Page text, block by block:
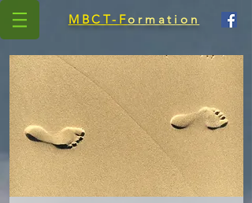
MBCT-Formation